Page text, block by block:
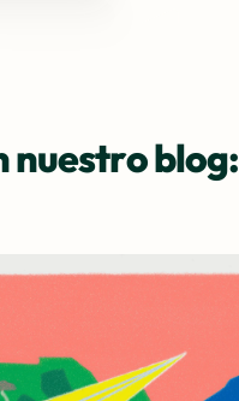
nuestro blog: